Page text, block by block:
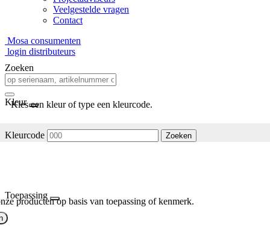
Veelgestelde vragen
Contact
Mosa consumenten
login distributeurs
Zoeken
Kleur
Kies een kleur of type een kleurcode.
Kleurcode Zoeken
Toepassing
producten op basis van toepassing of kenmerk.